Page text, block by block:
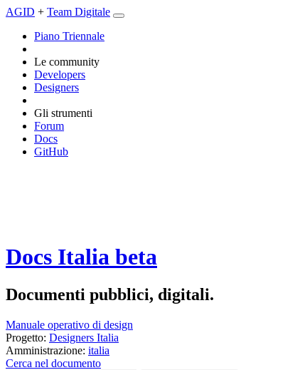
AGID + Team Digitale
Piano Triennale
Le community
Developers
Designers
Gli strumenti
Forum
Docs
GitHub
Docs Italia beta
Documenti pubblici, digitali.
Manuale operativo di design
Progetto: Designers Italia
Amministrazione: italia
Cerca nel documento